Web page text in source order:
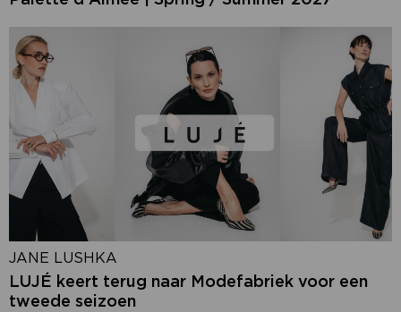
JANE LUSHKA
LUJÉ keert terug naar Modefabriek voor een
tweede seizoen